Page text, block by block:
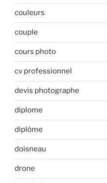
couleurs
couple
cours photo
cv professionnel
devis photographe
diplome
diplôme
doisneau
drone